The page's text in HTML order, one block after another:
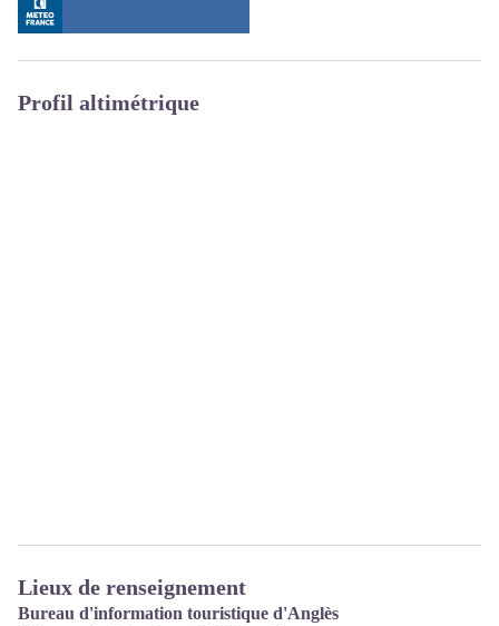
Profil altimétrique
Lieux de renseignement
Bureau d'information touristique d'Anglès